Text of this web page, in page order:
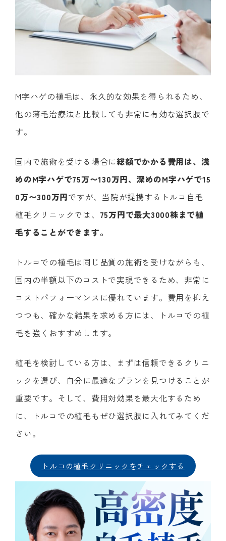
M字ハゲの植毛は、永久的な効果を得られるため、
他の薄毛治療法と比較しても非常に有効な選択肢で
す。
国内で施術を受ける場合に総額でかかる費用は、浅
めのM字ハゲで75万〜130万円、深めのM字ハゲで15
0万〜300万円ですが、当院が提携するトルコ自毛
植毛クリニックでは、 75万円で最大3000株まで植
毛することができます。
トルコでの植毛は同じ品質の施術を受けながらも、
国内の半額以下のコストで実現できるため、非常に
コストパフォーマンスに優れています。費用を抑え
つつも、確かな結果を求める方には、トルコでの植
毛を強くおすすめします。
植毛を検討している方は、まずは信頼できるクリニ
ックを選び、自分に最適なプランを見つけることが
重要です。そして、費用対効果を最大化するため
に、トルコでの植毛もぜひ選択肢に入れてみてくだ
さい。
トルコの植毛クリニックをチェックする